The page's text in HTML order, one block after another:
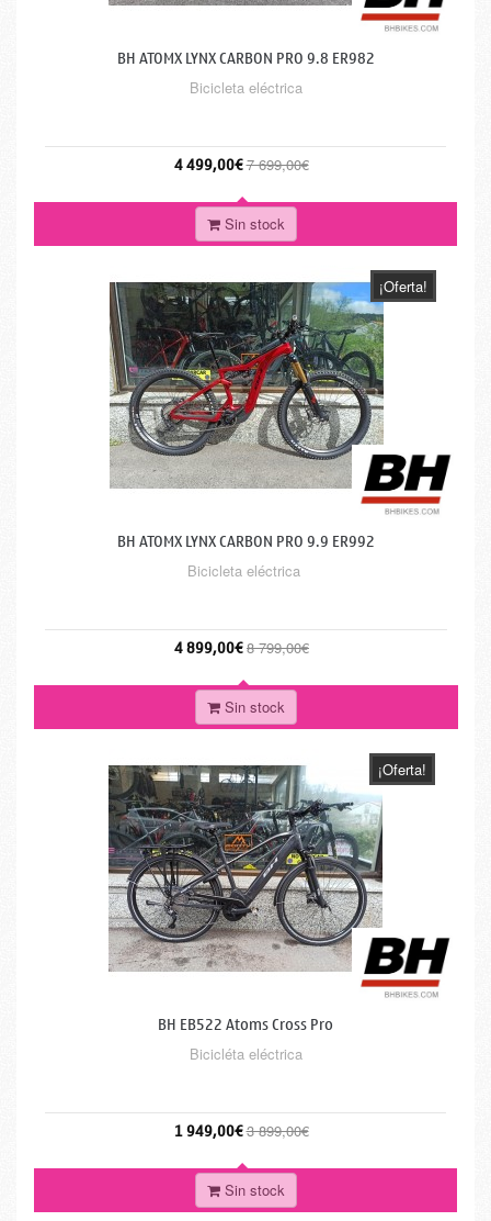
BH ATOMX LYNX CARBON PRO 9.8 ER982
Bicicleta eléctrica
4 499,00€7 699,00€
Sin stock
¡Oferta!
BH ATOMX LYNX CARBON PRO 9.9 ER992
Bicicleta eléctrica
4 899,00€8 799,00€
Sin stock
¡Oferta!
BH EB522 Atoms Cross Pro
Bicicléta eléctrica
1 949,00€3 899,00€
Sin stock